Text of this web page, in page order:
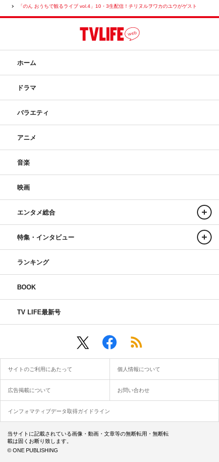
「のん おうちで観るライブ vol.4」10・3生配信！チリヌルヲワカのユウがゲスト
ホーム
ドラマ
バラエティ
アニメ
音楽
映画
エンタメ総合
特集・インタビュー
ランキング
BOOK
TV LIFE最新号
サイトのご利用にあたって 個人情報について
広告掲載について お問い合わせ
インフォマティブデータ取得ガイドライン
当サイトに記載されている画像・動画・文章等の無断転用・無断転
載は固くお断り致します。
© ONE PUBLISHING